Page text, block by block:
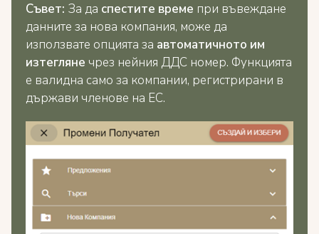
Съвет: За да спестите време при въвеждане
данните за нова компания, може да
използвате опцията за автоматичното им
изтегляне чрез нейния ДДС номер. Функцията
е валидна само за компании, регистрирани в
държави членове на ЕС.